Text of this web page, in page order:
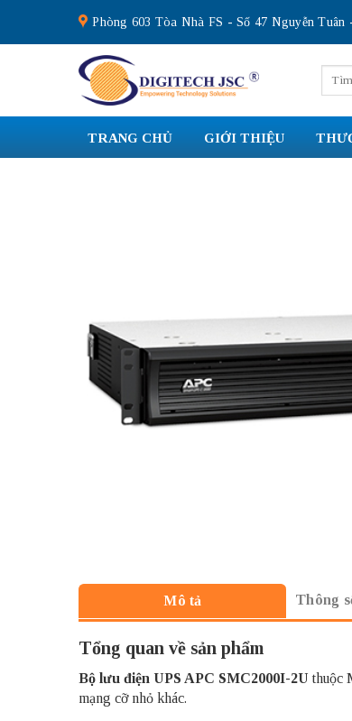
content
Phòng 603 Tòa Nhà FS - Số 47 Nguyễn
kiếm:
TRANG CHỦ GIỚI THIỆU
Mô tả Thông
Tổng quan về sản phẩm
Bộ lưu điện UPS APC SMC2000I-2U thuộc
mạng cỡ nhỏ khác.